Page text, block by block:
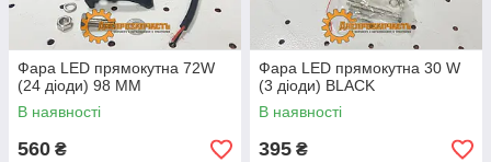
Фара LED прямокутна 72W
(24 діоди) 98 ММ
В наявності
560 ₴
Фара LED прямокутна 30 W
(3 діоди) BLACK
В наявності
395 ₴